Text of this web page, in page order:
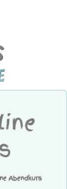
Abendkurs